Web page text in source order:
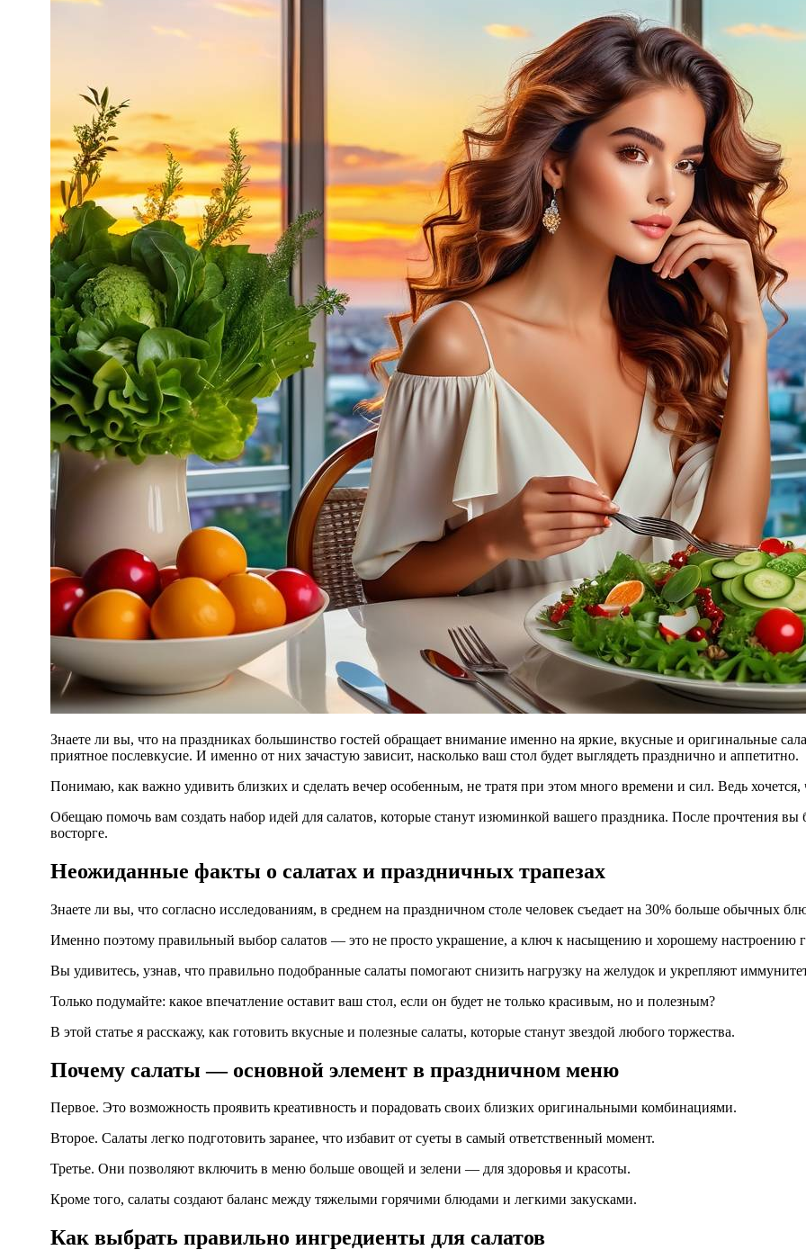
Знаете ли вы, что на праздниках большинство гостей обращает внимание именно на яркие, вкусные и оригинальные салаты? Возможно, именно они запоминаются больше всего, оставляя
приятное послевкусие. И именно от них зачастую зависит, насколько ваш стол будет выглядеть празднично и аппетитно.
Понимаю, как важно удивить близких и сделать вечер особенным, не тратя при этом много времени и сил. Ведь
Обещаю помочь вам создать набор идей для салатов, которые станут изюминкой вашего праздника. После прочтения вы
восторге.
Неожиданные факты о салатах и праздничных трапезах
Знаете ли вы, что согласно исследованиям, в среднем на праздничном столе человек съедает на 30% больше обычных
Именно поэтому правильный выбор салатов — это не просто украшение, а ключ к насыщению и хорошему настроению
Вы удивитесь, узнав, что правильно подобранные салаты помогают снизить нагрузку на желудок и укрепляют
Только подумайте: какое впечатление оставит ваш стол, если он будет не только красивым, но и полезным?
В этой статье я расскажу, как готовить вкусные и полезные салаты, которые станут звездой любого торжества.
Почему салаты — основной элемент в праздничном меню
Первое. Это возможность проявить креативность и порадовать своих близких оригинальными комбинациями.
Второе. Салаты легко подготовить заранее, что избавит от суеты в самый ответственный момент.
Третье. Они позволяют включить в меню больше овощей и зелени — для здоровья и красоты.
Кроме того, салаты создают баланс между тяжелыми горячими блюдами и легкими закусками.
Как выбрать правильно ингредиенты для салатов